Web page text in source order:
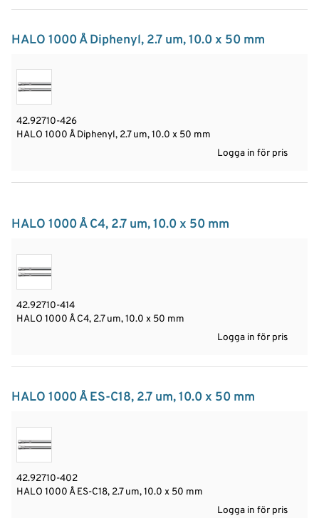
HALO 1000 Å Diphenyl, 2.7 um, 10.0 x 50 mm
42.92710-426
HALO 1000 Å Diphenyl, 2.7 um, 10.0 x 50 mm
Logga in för pris
HALO 1000 Å C4, 2.7 um, 10.0 x 50 mm
42.92710-414
HALO 1000 Å C4, 2.7 um, 10.0 x 50 mm
Logga in för pris
HALO 1000 Å ES-C18, 2.7 um, 10.0 x 50 mm
42.92710-402
HALO 1000 Å ES-C18, 2.7 um, 10.0 x 50 mm
Logga in för pris